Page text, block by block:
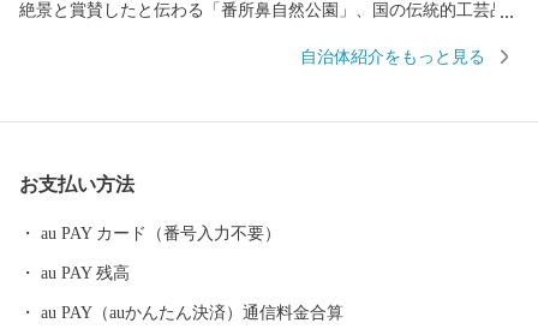
絶景と賞賛したと伝わる「番所鼻自然公園」、国の伝統的工芸品
には、市町村別日本一の生産量を誇る「知覧茶」や「さつまい
自治体紹介をもっと見る
お支払い方法
au PAY カード（番号入力不要）
au PAY 残高
au PAY（auかんたん決済）通信料金合算